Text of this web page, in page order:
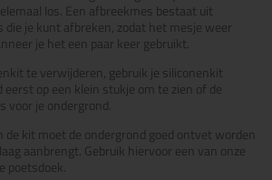
los. Een afbreekmes bestaat uit
je kunt afbreken, zodat het mesje weer
je het een paar keer gebruikt.
te verwijderen, gebruik je siliconenkit
op een klein stukje om te zien of de
voor je ondergrond.
kit moet de ondergrond goed ontvet worden
aanbrengt. Gebruik hiervoor een van onze
poetsdoek.